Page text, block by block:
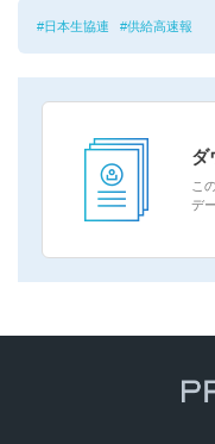
日本生協連 供給高速報
ダ
こ
デ